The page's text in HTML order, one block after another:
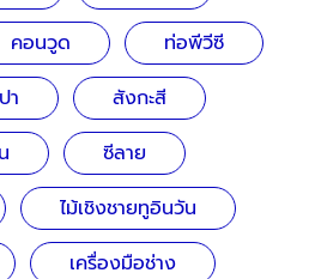
คอนวูด
ท่อพีวีซี
า
สังกะสี
ซีลาย
ไม้เชิงชายทูอินวัน
เครื่องมือช่าง